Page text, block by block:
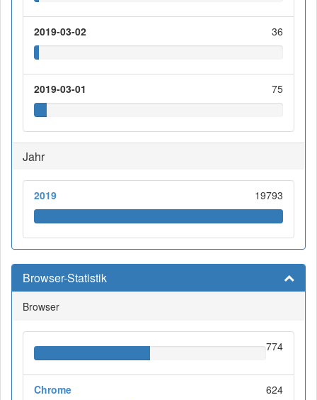
2019-03-02 36
2019-03-01 75
Jahr
2019 19793
Browser-Statistik
Browser
774
Chrome 624